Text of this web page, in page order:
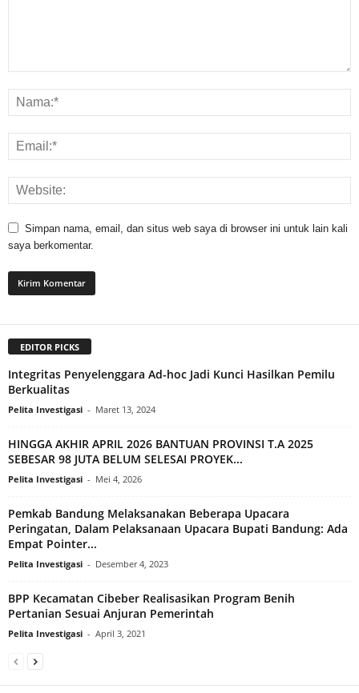
Simpan nama, email, dan situs web saya di browser ini untuk lain kali
saya berkomentar.
EDITOR PICKS
Integritas Penyelenggara Ad-hoc Jadi Kunci Hasilkan Pemilu
Berkualitas
Pelita Investigasi - Maret 13, 2024
HINGGA AKHIR APRIL 2026 BANTUAN PROVINSI T.A 2025
SEBESAR 98 JUTA BELUM SELESAI PROYEK...
Pelita Investigasi - Mei 4, 2026
Pemkab Bandung Melaksanakan Beberapa Upacara
Peringatan, Dalam Pelaksanaan Upacara Bupati Bandung: Ada
Empat Pointer...
Pelita Investigasi - Desember 4, 2023
BPP Kecamatan Cibeber Realisasikan Program Benih
Pertanian Sesuai Anjuran Pemerintah
Pelita Investigasi - April 3, 2021